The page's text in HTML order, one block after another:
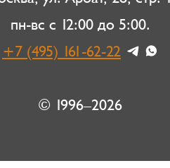
пн-вс с 12:00 до 5:00.
+7 (495) 161-62-22
© 1996–2026